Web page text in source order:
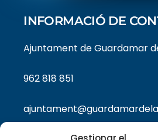
INFORMACIÓ DE
Ajuntament de Guardamar
962 818 851